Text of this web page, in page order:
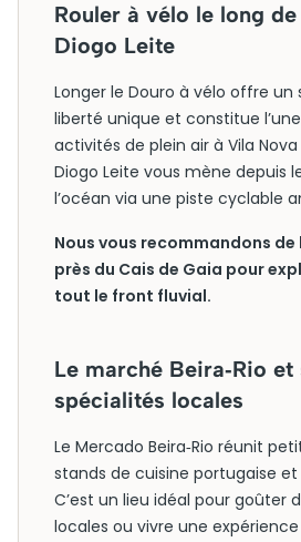
Rouler à vélo le long de
Diogo Leite
Longer le Douro à vélo offre
liberté unique et constitue
activités de plein air à Vila Nova
Diogo Leite vous mène depuis
l’océan via une piste cyclable
Nous vous recommandons
près du Cais de Gaia pour
tout le front fluvial.
Le marché Beira‑Rio et
spécialités locales
Le Mercado Beira‑Rio réunit
stands de cuisine portugaise
C’est un lieu idéal pour goûter
locales ou vivre une